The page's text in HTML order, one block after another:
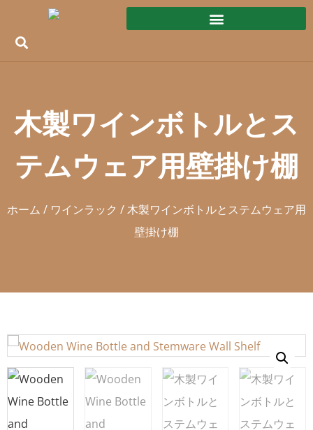
木製ワインボトルとス
テムウェア用壁掛け棚
ホーム / ワインラック / 木製ワインボトルとステムウェア用
壁掛け棚